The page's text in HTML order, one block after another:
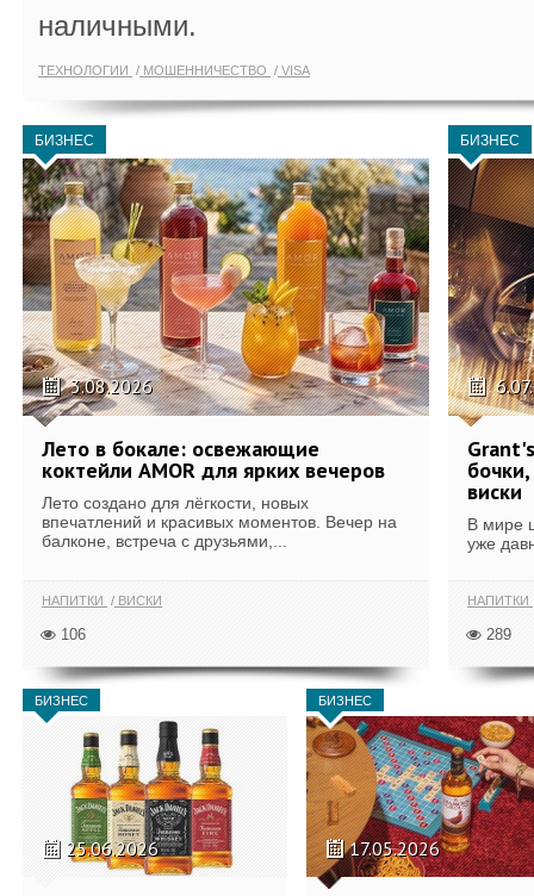
наличными.
ТЕХНОЛОГИИ МОШЕННИЧЕСТВО VISA
БИЗНЕС
3.08.2026
Лето в бокале: освежающие
коктейли AMOR для ярких вечеров
Лето создано для лёгкости, новых
впечатлений и красивых моментов. Вечер на
балконе, встреча с друзьями,...
НАПИТКИ ВИСКИ
106
БИЗНЕС
виски
В мире
уже
НАПИТКИ
289
БИЗНЕС
25.06.2026
БИЗНЕС
17.05.2026